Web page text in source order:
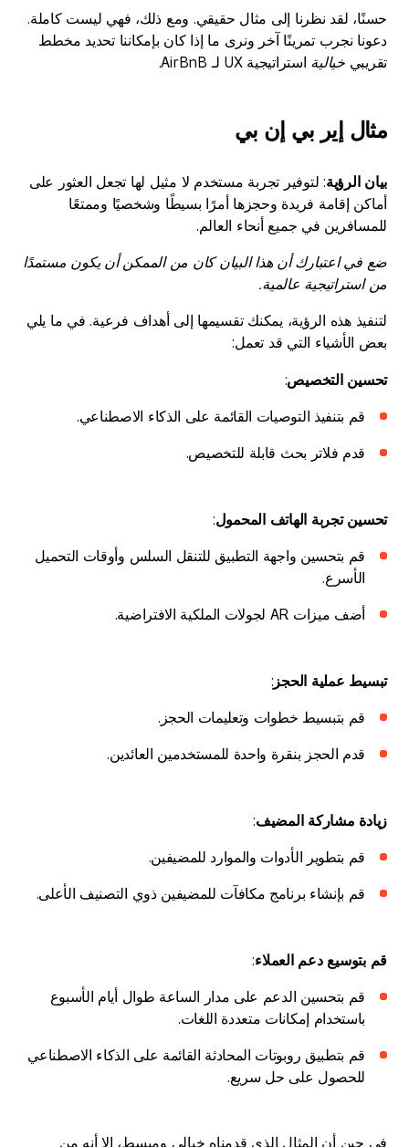
حسنًا، لقد نظرنا إلى مثال حقيقي. ومع ذلك، فهي ليست كاملة.
دعونا نجرب تمرينًا آخر ونرى ما إذا كان بإمكاننا تحديد مخطط
تقريبيخيالية استراتيجية UX لـ AirBnB.
مثال إير بي إن بي
بيان الرؤية: لتوفير تجربة مستخدم لا مثيل لها تجعل العثور على
أماكن إقامة فريدة وحجزها أمرًا بسيطًا وشخصيًا وممتعًا
للمسافرين في جميع أنحاء العالم.
ضع في اعتبارك أن هذا البيان كان من الممكن أن يكون مستمدًا
من استراتيجية عالمية.
لتنفيذ هذه الرؤية، يمكنك تقسيمها إلى أهداف فرعية. في ما يلي
بعض الأشياء التي قد تعمل:
تحسين التخصيص:
قم بتنفيذ التوصيات القائمة على الذكاء الاصطناعي.
قدم فلاتر بحث قابلة للتخصيص.
تحسين تجربة الهاتف المحمول:
قم بتحسين واجهة التطبيق للتنقل السلس وأوقات التحميل
الأسرع.
أضف ميزات AR لجولات الملكية الافتراضية.
تبسيط عملية الحجز :
قم بتبسيط خطوات وتعليمات الحجز.
قدم الحجز بنقرة واحدة للمستخدمين العائدين.
زيادة مشاركة المضيف:
قم بتطوير الأدوات والموارد للمضيفين.
قم بإنشاء برنامج مكافآت للمضيفين ذوي التصنيف الأعلى.
قم بتوسيع دعم العملاء:
قم بتحسين الدعم على مدار الساعة طوال أيام الأسبوع
باستخدام إمكانات متعددة اللغات.
قم بتطبيق روبوتات المحادثة القائمة على الذكاء الاصطناعي
للحصول على حل سريع.
في حين أن المثال الذي قدمناه خيالي ومبسط، إلا أنه من